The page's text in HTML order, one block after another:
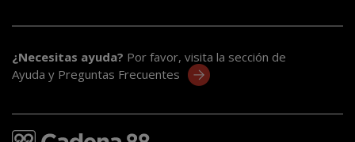
¿Necesitas ayuda? Por favor, visita la sección de
Ayuda y Preguntas Frecuentes